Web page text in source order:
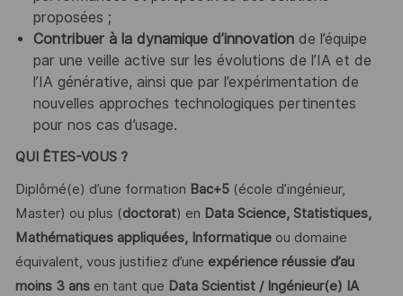
proposées ;
Contribuer à la dynamique d’innovationde l’équipe
par une veille active sur les évolutions de l’IA et de
l’IA générative, ainsi que par l’expérimentation de
nouvelles approches technologiques pertinentes
pour nos cas d’usage.
QUI ÊTES-VOUS ?
Diplômé(e) d’une formation Bac+5(école d’ingénieur,
Master) ou plus (doctorat) en Data Science, Statistiques,
Mathématiques appliquées, Informatiqueou domaine
équivalent, vous justifiez d’une expérience réussie d’au
moins 3 ansen tant que Data Scientist / Ingénieur(e) IA